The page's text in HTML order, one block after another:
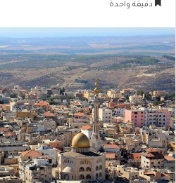
دقيقة واحدة